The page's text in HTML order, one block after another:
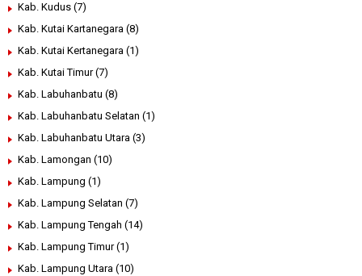
Kab. Kudus (7)
Kab. Kutai Kartanegara (8)
Kab. Kutai Kertanegara (1)
Kab. Kutai Timur (7)
Kab. Labuhanbatu (8)
Kab. Labuhanbatu Selatan (1)
Kab. Labuhanbatu Utara (3)
Kab. Lamongan (10)
Kab. Lampung (1)
Kab. Lampung Selatan (7)
Kab. Lampung Tengah (14)
Kab. Lampung Timur (1)
Kab. Lampung Utara (10)